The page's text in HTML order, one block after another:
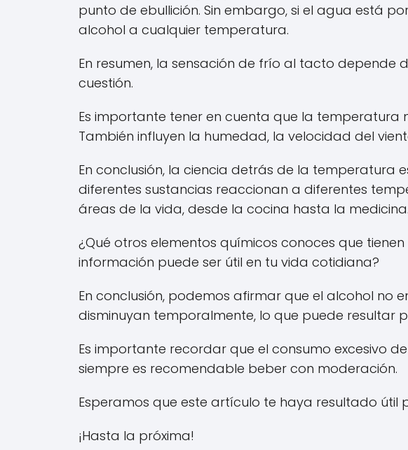
punto de ebullición. Sin embargo, si el agua está
alcohol a cualquier temperatura.
En resumen, la sensación de frío al tacto
cuestión.
Es importante tener en cuenta que la
También influyen la humedad, la velocidad del
En conclusión, la ciencia detrás de la temperatura
diferentes sustancias reaccionan a diferentes
áreas de la vida, desde la cocina hasta la medicina.
¿Qué otros elementos químicos conoces que
información puede ser útil en tu vida cotidiana?
En conclusión, podemos afirmar que el alcohol no
disminuyan temporalmente, lo que puede resultar
Es importante recordar que el consumo excesivo
siempre es recomendable beber con moderación.
Esperamos que este artículo te haya resultado
¡Hasta la próxima!